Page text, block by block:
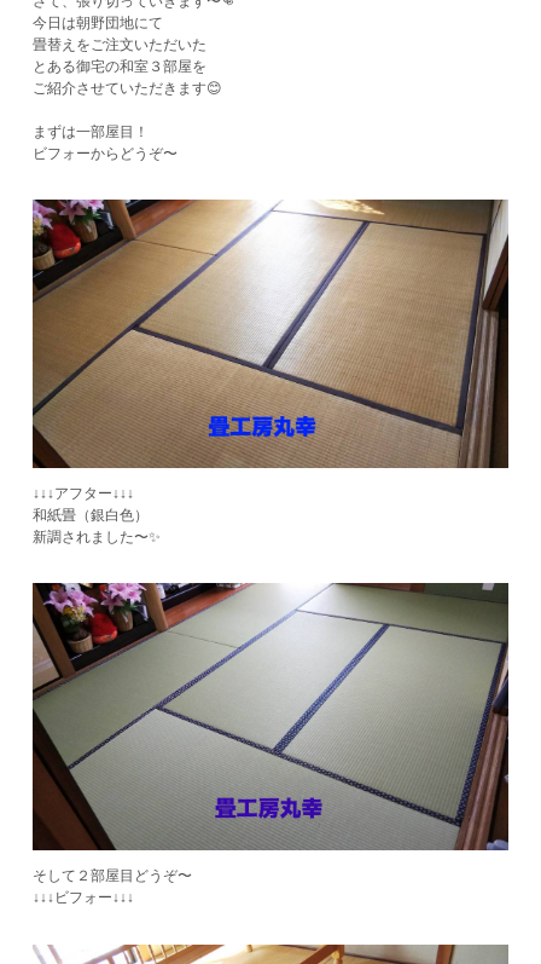
今日は朝野団地にて
畳替えをご注文いただいた
とある御宅の和室３部屋を
ご紹介させていただきます😊
まずは一部屋目！
ビフォーからどうぞ〜
↓↓↓アフター↓↓↓
​和紙畳（銀白色）
​新調されました〜✨
そして２部屋目どうぞ〜
​↓↓↓ビフォー↓↓↓